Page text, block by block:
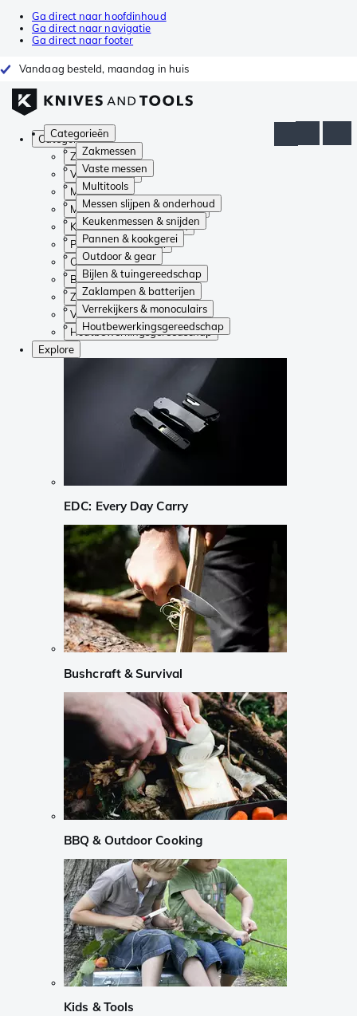
Ga direct naar hoofdinhoud
Ga direct naar navigatie
Ga direct naar footer
Vandaag besteld, maandag in huis
Categorieën
Zakmessen
Vaste messen
Multitools
Messen slijpen & onderhoud
Keukenmessen & snijden
Pannen & kookgerei
Outdoor & gear
Bijlen & tuingereedschap
Zaklampen & batterijen
Verrekijkers & monoculairs
Houtbewerkingsgereedschap
Categorieën
Zakmessen
Vaste messen
Multitools
Messen slijpen & onderhoud
Keukenmessen & snijden
Pannen & kookgerei
Outdoor & gear
Bijlen & tuingereedschap
Zaklampen & batterijen
Verrekijkers & monoculairs
Houtbewerkingsgereedschap
Explore
EDC: Every Day Carry
Bushcraft & Survival
BBQ & Outdoor Cooking
Kids & Tools